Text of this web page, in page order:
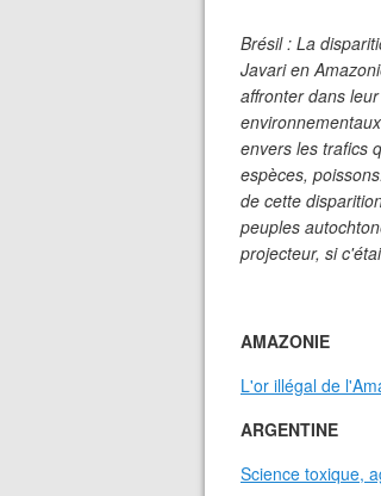
Brésil : La
Javari en
affronter dans
envers les trafics
espèces,
de cette
peuples
projecteur, si
AMAZONIE
L'or illégal de
ARGENTINE
Science toxique,